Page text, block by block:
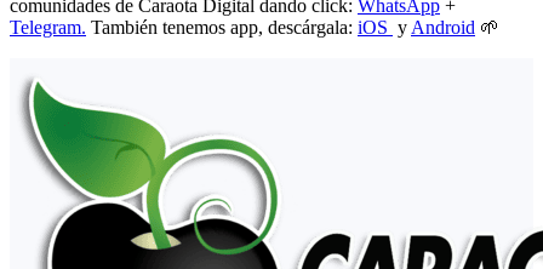
comunidades de Caraota Digital dando click: WhatsApp +
Telegram. También tenemos app, descárgala: iOS y Android 🌱